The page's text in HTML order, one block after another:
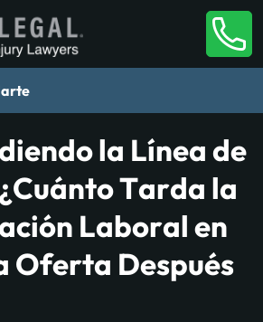
la Línea de
Tarda la
Laboral en
Oferta Después